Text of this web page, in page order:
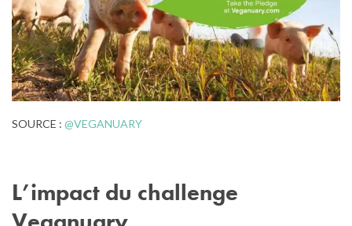
SOURCE : @VEGANUARY
L’impact du challenge